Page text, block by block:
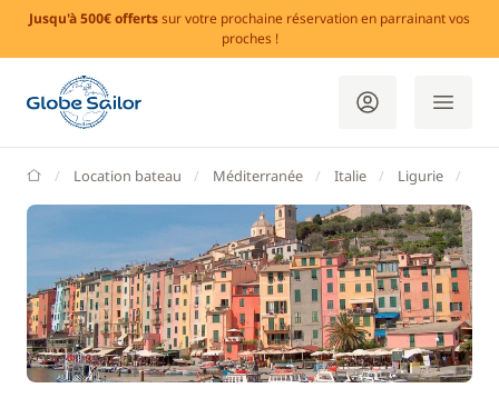
Jusqu'à 500€ offertssur votre prochaine réservation en parrainant vos
proches !
GlobeSailor
Location bateau Méditerranée Italie Ligurie